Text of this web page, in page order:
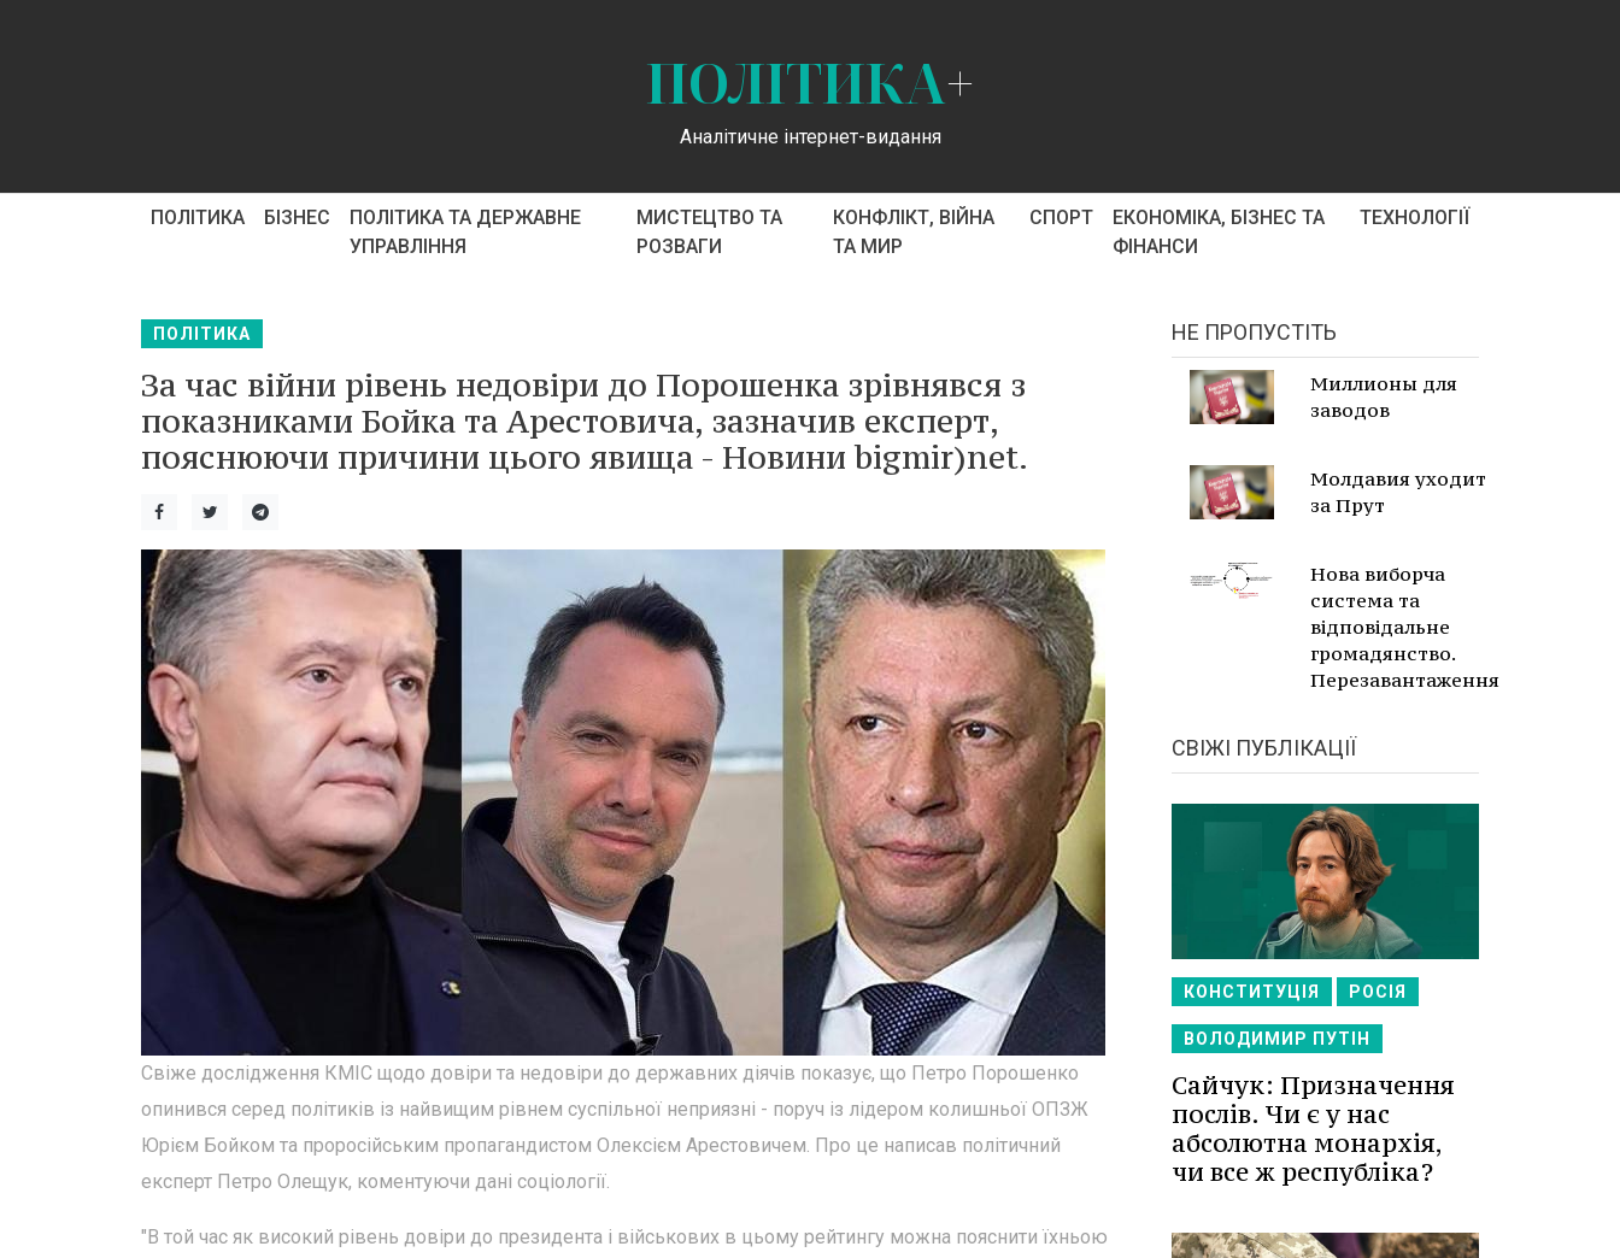
ПОЛІТИКА+
Аналітичне інтернет-видання
ПОЛІТИКА БІЗНЕС
ПОЛІТИКА ТА ДЕРЖАВНЕ
УПРАВЛІННЯ
МИСТЕЦТВО ТА
РОЗВАГИ
КОНФЛІКТ, ВІЙНА
ТА МИР
СПОРТ
ЕКОНОМІКА, БІЗНЕС ТА
ФІНАНСИ
ТЕХНОЛОГІЇ
ПОЛІТИКА
За час війни рівень недовіри до Порошенка зрівнявся з
показниками Бойка та Арестовича, зазначив експерт,
пояснюючи причини цього явища - Новини bigmir)net.
Свіже дослідження КМІС щодо довіри та недовіри до державних діячів показує, що Петро Порошенко
опинився серед політиків із найвищим рівнем суспільної неприязні - поруч із лідером колишньої ОПЗЖ
Юрієм Бойком та проросійським пропагандистом Олексієм Арестовичем. Про це написав політичний
експерт Петро Олещук, коментуючи дані соціології.
"В той час як високий рівень довіри до президента і військових в цьому рейтингу можна пояснити їхньою
НЕ ПРОПУСТІТЬ
Миллионы для
заводов
Молдавия уходит
за Прут
Нова виборча
система та
відповідальне
громадянство.
Перезавантаження
СВІЖІ ПУБЛІКАЦІЇ
КОНСТИТУЦІЯ РОСІЯ
ВОЛОДИМИР ПУТІН
Сайчук: Призначення
послів. Чи є у нас
абсолютна монархія,
чи все ж республіка?